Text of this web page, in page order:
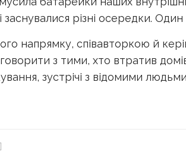
заснувалися різні осередки.
напрямку, співавторкою й
з тими, хто втратив
зустрічі з відомими